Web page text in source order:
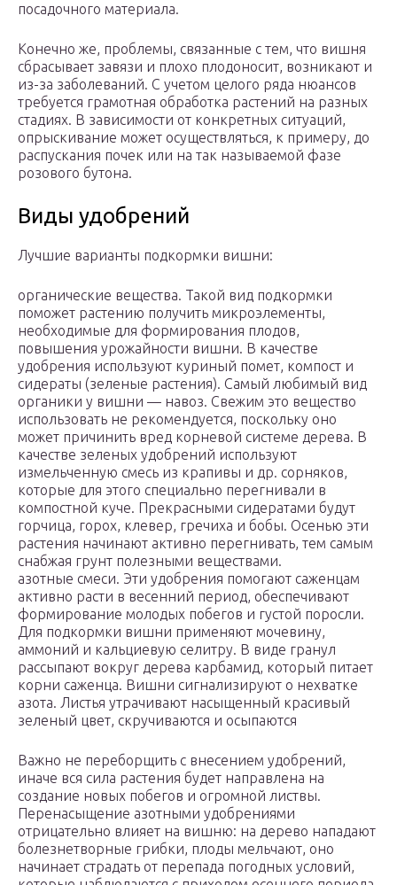
посадочного материала.
Конечно же, проблемы, связанные с тем, что вишня
сбрасывает завязи и плохо плодоносит, возникают и
из-за заболеваний. С учетом целого ряда нюансов
требуется грамотная обработка растений на разных
стадиях. В зависимости от конкретных ситуаций,
опрыскивание может осуществляться, к примеру, до
распускания почек или на так называемой фазе
розового бутона.
Виды удобрений
Лучшие варианты подкормки вишни:
органические вещества. Такой вид подкормки
поможет растению получить микроэлементы,
необходимые для формирования плодов,
повышения урожайности вишни. В качестве
удобрения используют куриный помет, компост и
сидераты (зеленые растения). Самый любимый вид
органики у вишни — навоз. Свежим это вещество
использовать не рекомендуется, поскольку оно
может причинить вред корневой системе дерева. В
качестве зеленых удобрений используют
измельченную смесь из крапивы и др. сорняков,
которые для этого специально перегнивали в
компостной куче. Прекрасными сидератами будут
горчица, горох, клевер, гречиха и бобы. Осенью эти
растения начинают активно перегнивать, тем самым
снабжая грунт полезными веществами.
азотные смеси. Эти удобрения помогают саженцам
активно расти в весенний период, обеспечивают
формирование молодых побегов и густой поросли.
Для подкормки вишни применяют мочевину,
аммоний и кальциевую селитру. В виде гранул
рассыпают вокруг дерева карбамид, который питает
корни саженца. Вишни сигнализируют о нехватке
азота. Листья утрачивают насыщенный красивый
зеленый цвет, скручиваются и осыпаются
Важно не переборщить с внесением удобрений,
иначе вся сила растения будет направлена на
создание новых побегов и огромной листвы.
Перенасыщение азотными удобрениями
отрицательно влияет на вишню: на дерево нападают
болезнетворные грибки, плоды мельчают, оно
начинает страдать от перепада погодных условий,